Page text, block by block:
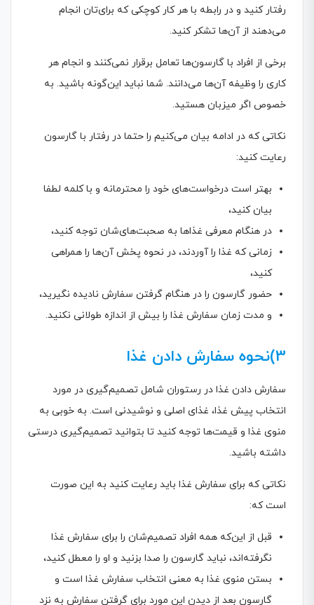
رفتار کنید و در رابطه با هر کار کوچکی که برای‌تان انجام
می‌دهند از آن‌ها تشکر کنید.
برخی از افراد با گارسون‌ها تعامل برقرار نمی‌کنند و انجام هر
کاری را وظیفه آن‌ها می‌دانند. شما نباید این‌گونه باشید. به
خصوص اگر میزبان هستید.
نکاتی که در ادامه بیان می‌کنیم را حتما در رفتار با گارسون
رعایت کنید:
بهتر است درخواست‌های خود را محترمانه و با کلمه لطفا
بیان کنید،
در هنگام معرفی غذاها به صحبت‌های‌شان توجه کنید،
زمانی که غذا را آوردند، در نحوه پخش آن‌ها را همراهی
کنید،
حضور گارسون را در هنگام گرفتن سفارش نادیده نگیرید،
و مدت زمان سفارش غذا را بیش از اندازه طولانی نکنید.
3)نحوه سفارش دادن غذا
سفارش دادن غذا در رستوران شامل تصمیم‌گیری در مورد
انتخاب پیش غذا، غذای اصلی و نوشیدنی است. به خوبی به
منوی غذا و قیمت‌ها توجه کنید تا بتوانید تصمیم‌گیری درستی
داشته باشید.
نکاتی که برای سفارش غذا باید رعایت کنید به این صورت
است که:
قبل از این‌که همه افراد تصمیم‌شان را برای سفارش غذا
نگرفته‌اند، نباید گارسون را صدا بزنید و او را معطل کنید،
بستن منوی غذا به معنی انتخاب سفارش غذا است و
گارسون بعد از دیدن این مورد برای گرفتن سفارش به نزد